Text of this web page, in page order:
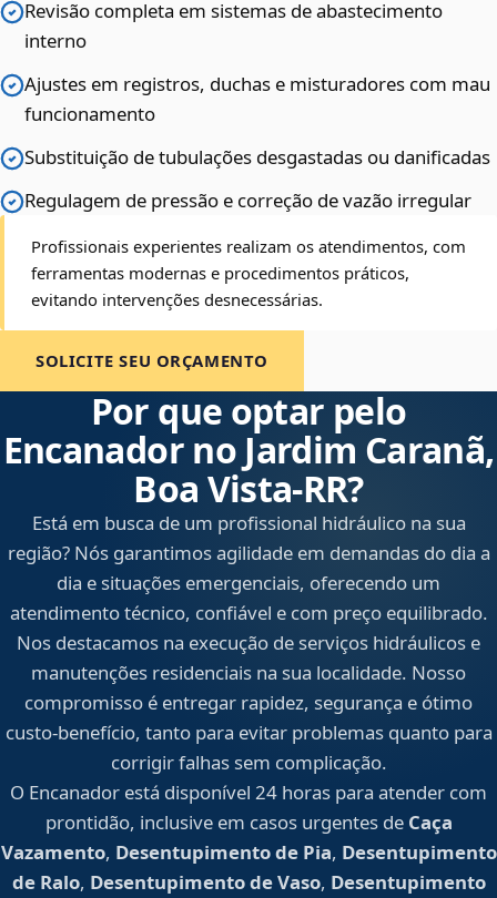
Revisão completa em sistemas de abastecimento
interno
Ajustes em registros, duchas e misturadores com mau
funcionamento
Substituição de tubulações desgastadas ou danificadas
Regulagem de pressão e correção de vazão irregular
Profissionais experientes realizam os atendimentos, com
ferramentas modernas e procedimentos práticos,
evitando intervenções desnecessárias.
SOLICITE SEU ORÇAMENTO
Por que optar pelo
Encanador no Jardim Caranã,
Boa Vista‑RR?
Está em busca de um profissional hidráulico na sua
região? Nós garantimos agilidade em demandas do dia a
dia e situações emergenciais, oferecendo um
atendimento técnico, confiável e com preço equilibrado.
Nos destacamos na execução de serviços hidráulicos e
manutenções residenciais na sua localidade. Nosso
compromisso é entregar rapidez, segurança e ótimo
custo-benefício, tanto para evitar problemas quanto para
corrigir falhas sem complicação.
O Encanador está disponível 24 horas para atender com
prontidão, inclusive em casos urgentes de Caça
Vazamento, Desentupimento de Pia, Desentupimento
de Ralo, Desentupimento de Vaso, Desentupimento